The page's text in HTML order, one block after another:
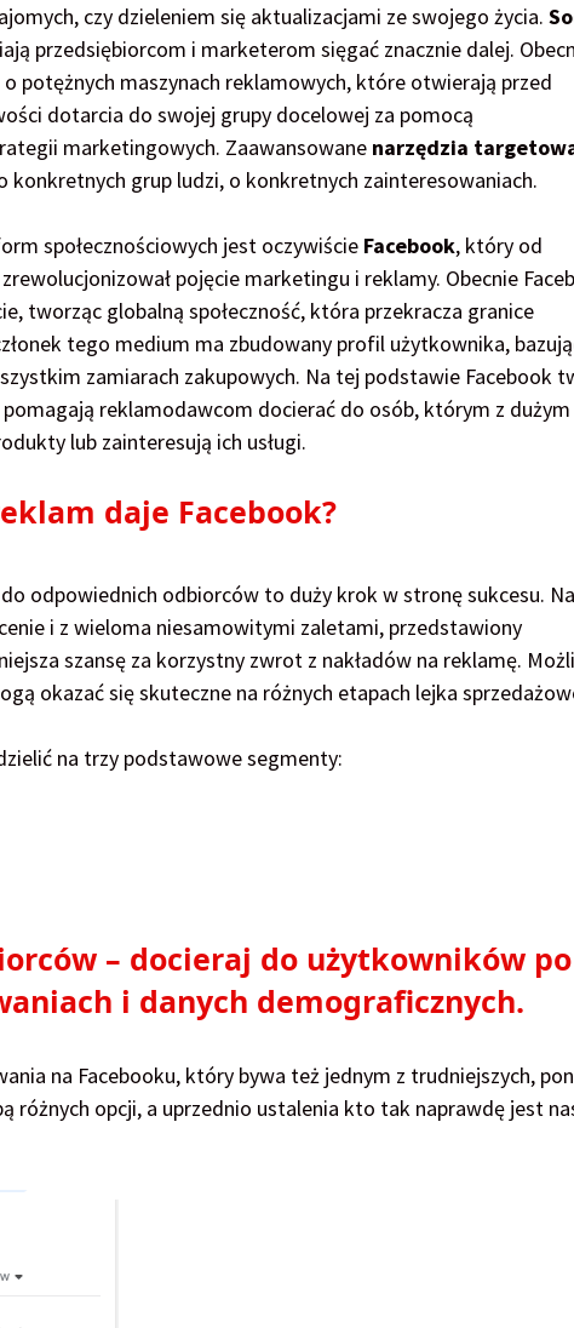
czy dzieleniem się aktualizacjami ze swojego życia.
przedsiębiorcom i marketerom sięgać znacznie dalej.
potężnych maszynach reklamowych, które otwierają przed
dotarcia do swojej grupy docelowej za pomocą
marketingowych. Zaawansowane narzędzia
grup ludzi, o konkretnych zainteresowaniach.
społecznościowych jest oczywiście Facebook, który od
pojęcie marketingu i reklamy. Obecnie
tworząc globalną społeczność, która przekracza granice
tego medium ma zbudowany profil użytkownika,
zamiarach zakupowych. Na tej podstawie Facebook
reklamodawcom docierać do osób, którym z dużym
lub zainteresują ich usługi.
daje Facebook?
odpowiednich odbiorców to duży krok w stronę sukcesu.
i z wieloma niesamowitymi zaletami, przedstawiony
szansę za korzystny zwrot z nakładów na reklamę.
okazać się skuteczne na różnych etapach lejka
na trzy podstawowe segmenty:
– docieraj do użytkowników
i danych demograficznych.
na Facebooku, który bywa też jednym z trudniejszych,
różnych opcji, a uprzednio ustalenia kto tak naprawdę jest